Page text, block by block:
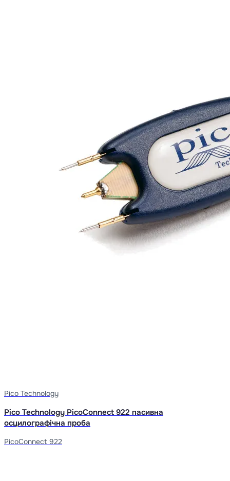
Pico Technology
Pico Technology PicoConnect 922 пасивна
осцилографічна проба
PicoConnect 922